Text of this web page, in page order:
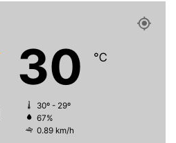
30 ℃
30º - 29º
67%
0.89 km/h